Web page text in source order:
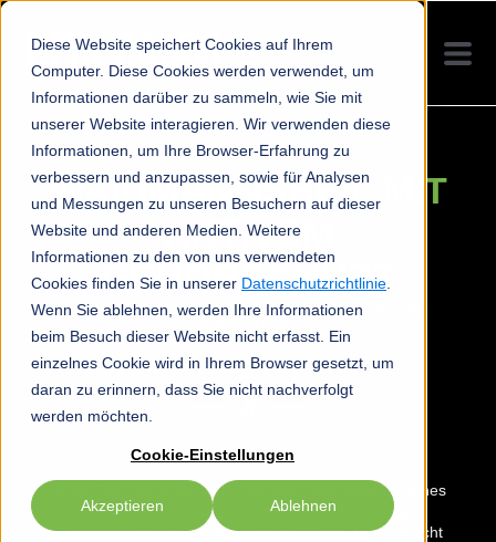
Diese Website speichert Cookies auf Ihrem
Computer. Diese Cookies werden verwendet, um
Informationen darüber zu sammeln, wie Sie mit
unserer Website interagieren. Wir verwenden diese
Informationen, um Ihre Browser-Erfahrung zu
verbessern und anzupassen, sowie für Analysen
und Messungen zu unseren Besuchern auf dieser
Website und anderen Medien. Weitere
Informationen zu den von uns verwendeten
Cookies finden Sie in unserer Datenschutzrichtlinie
Wenn Sie ablehnen, werden Ihre Informationen
beim Besuch dieser Website nicht erfasst. Ein
einzelnes Cookie wird in Ihrem Browser gesetzt, um
daran zu erinnern, dass Sie nicht nachverfolgt
werden möchten.
Cookie-Einstellungen
Akzeptieren Ablehnen
WAIDMANNSHEIL MIT
AKTIVEM
GEHÖRSCHUTZ
Knalltraumata bleiben aus, Umgebungsgeräusche
In der Ruhe liegt die Kraft – gerade beim Abfeuern eines
Gewehrs auf der Jagd. Die Auswahl des richtigen
Gehörschutzes ist daher essenziell. Denn der schwächt